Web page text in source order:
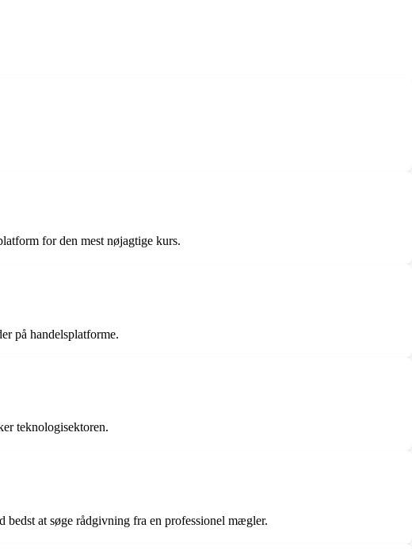
for den mest nøjagtige kurs.
på handelsplatforme.
teknologisektoren.
at søge rådgivning fra en professionel mægler.